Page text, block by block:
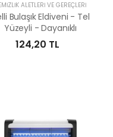
ALETLERI VE GEREÇLERI
Bulaşık Eldiveni - Tel
Yüzeyli - Dayanıklı
124,20 TL